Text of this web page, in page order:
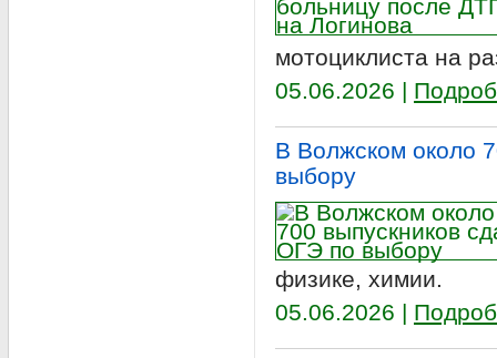
мотоциклиста на
05.06.2026 |
В Волжском около
выбору
физике, химии.
05.06.2026 |